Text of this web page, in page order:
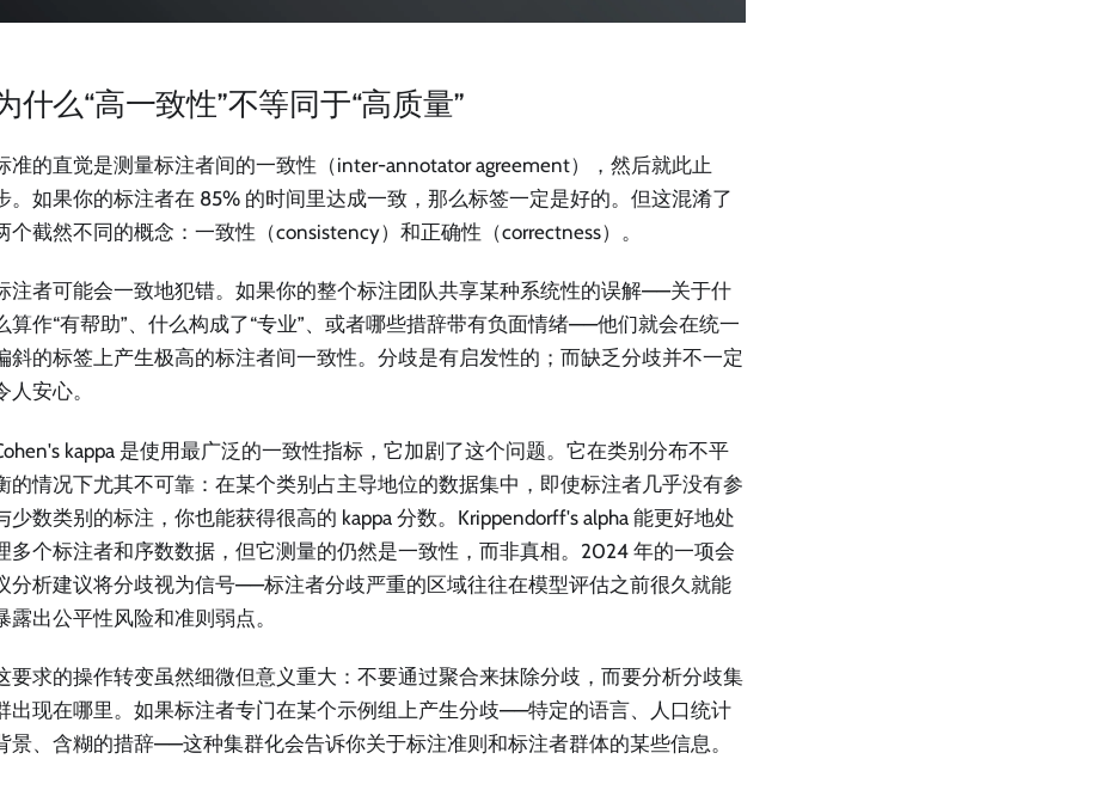
什么“高一致性”不等同于“高质量”
准的直觉是测量标注者间的一致性（inter-annotator agreement），然后就此止
。如果你的标注者在 85% 的时间里达成一致，那么标签一定是好的。但这混淆了
个截然不同的概念：一致性（consistency）和正确性（correctness）。
注者可能会一致地犯错。如果你的整个标注团队共享某种系统性的误解——关于什
算作“有帮助”、什么构成了“专业”、或者哪些措辞带有负面情绪——他们就会在统一
斜的标签上产生极高的标注者间一致性。分歧是有启发性的；而缺乏分歧并不一定
人安心。
kappa 是使用最广泛的一致性指标，它加剧了这个问题。它在类别分布不平
的情况下尤其不可靠：在某个类别占主导地位的数据集中，即使标注者几乎没有参
少数类别的标注，你也能获得很高的 kappa 分数。Krippendorff's alpha 能更好地处
多个标注者和序数数据，但它测量的仍然是一致性，而非真相。2024 年的一项会
分析建议将分歧视为信号——标注者分歧严重的区域往往在模型评估之前很久就能
露出公平性风险和准则弱点。
要求的操作转变虽然细微但意义重大：不要通过聚合来抹除分歧，而要分析分歧集
出现在哪里。如果标注者专门在某个示例组上产生分歧——特定的语言、人口统计
景、含糊的措辞——这种集群化会告诉你关于标注准则和标注者群体的某些信息。